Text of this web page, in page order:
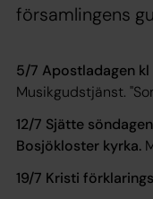
församlingens
5/7 Apostladagen
Musikgudstjänst.
12/7 Sjätte
Bosjökloster kyrka.
19/7 Kristi